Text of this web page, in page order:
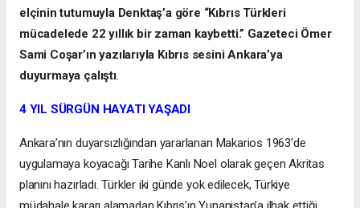
elçinin tutumuyla Denktaş’a göre “Kıbrıs Türkleri
mücadelede 22 yıllık bir zaman kaybetti.” Gazeteci Ömer
Sami Coşar’ın yazılarıyla Kıbrıs sesini Ankara’ya
duyurmaya çalıştı.
4 YIL SÜRGÜN HAYATI YAŞADI
Ankara’nın duyarsızlığından yararlanan Makarios 1963’de
uygulamaya koyacağı Tarihe Kanlı Noel olarak geçen Akritas
planını hazırladı. Türkler iki günde yok edilecek, Türkiye